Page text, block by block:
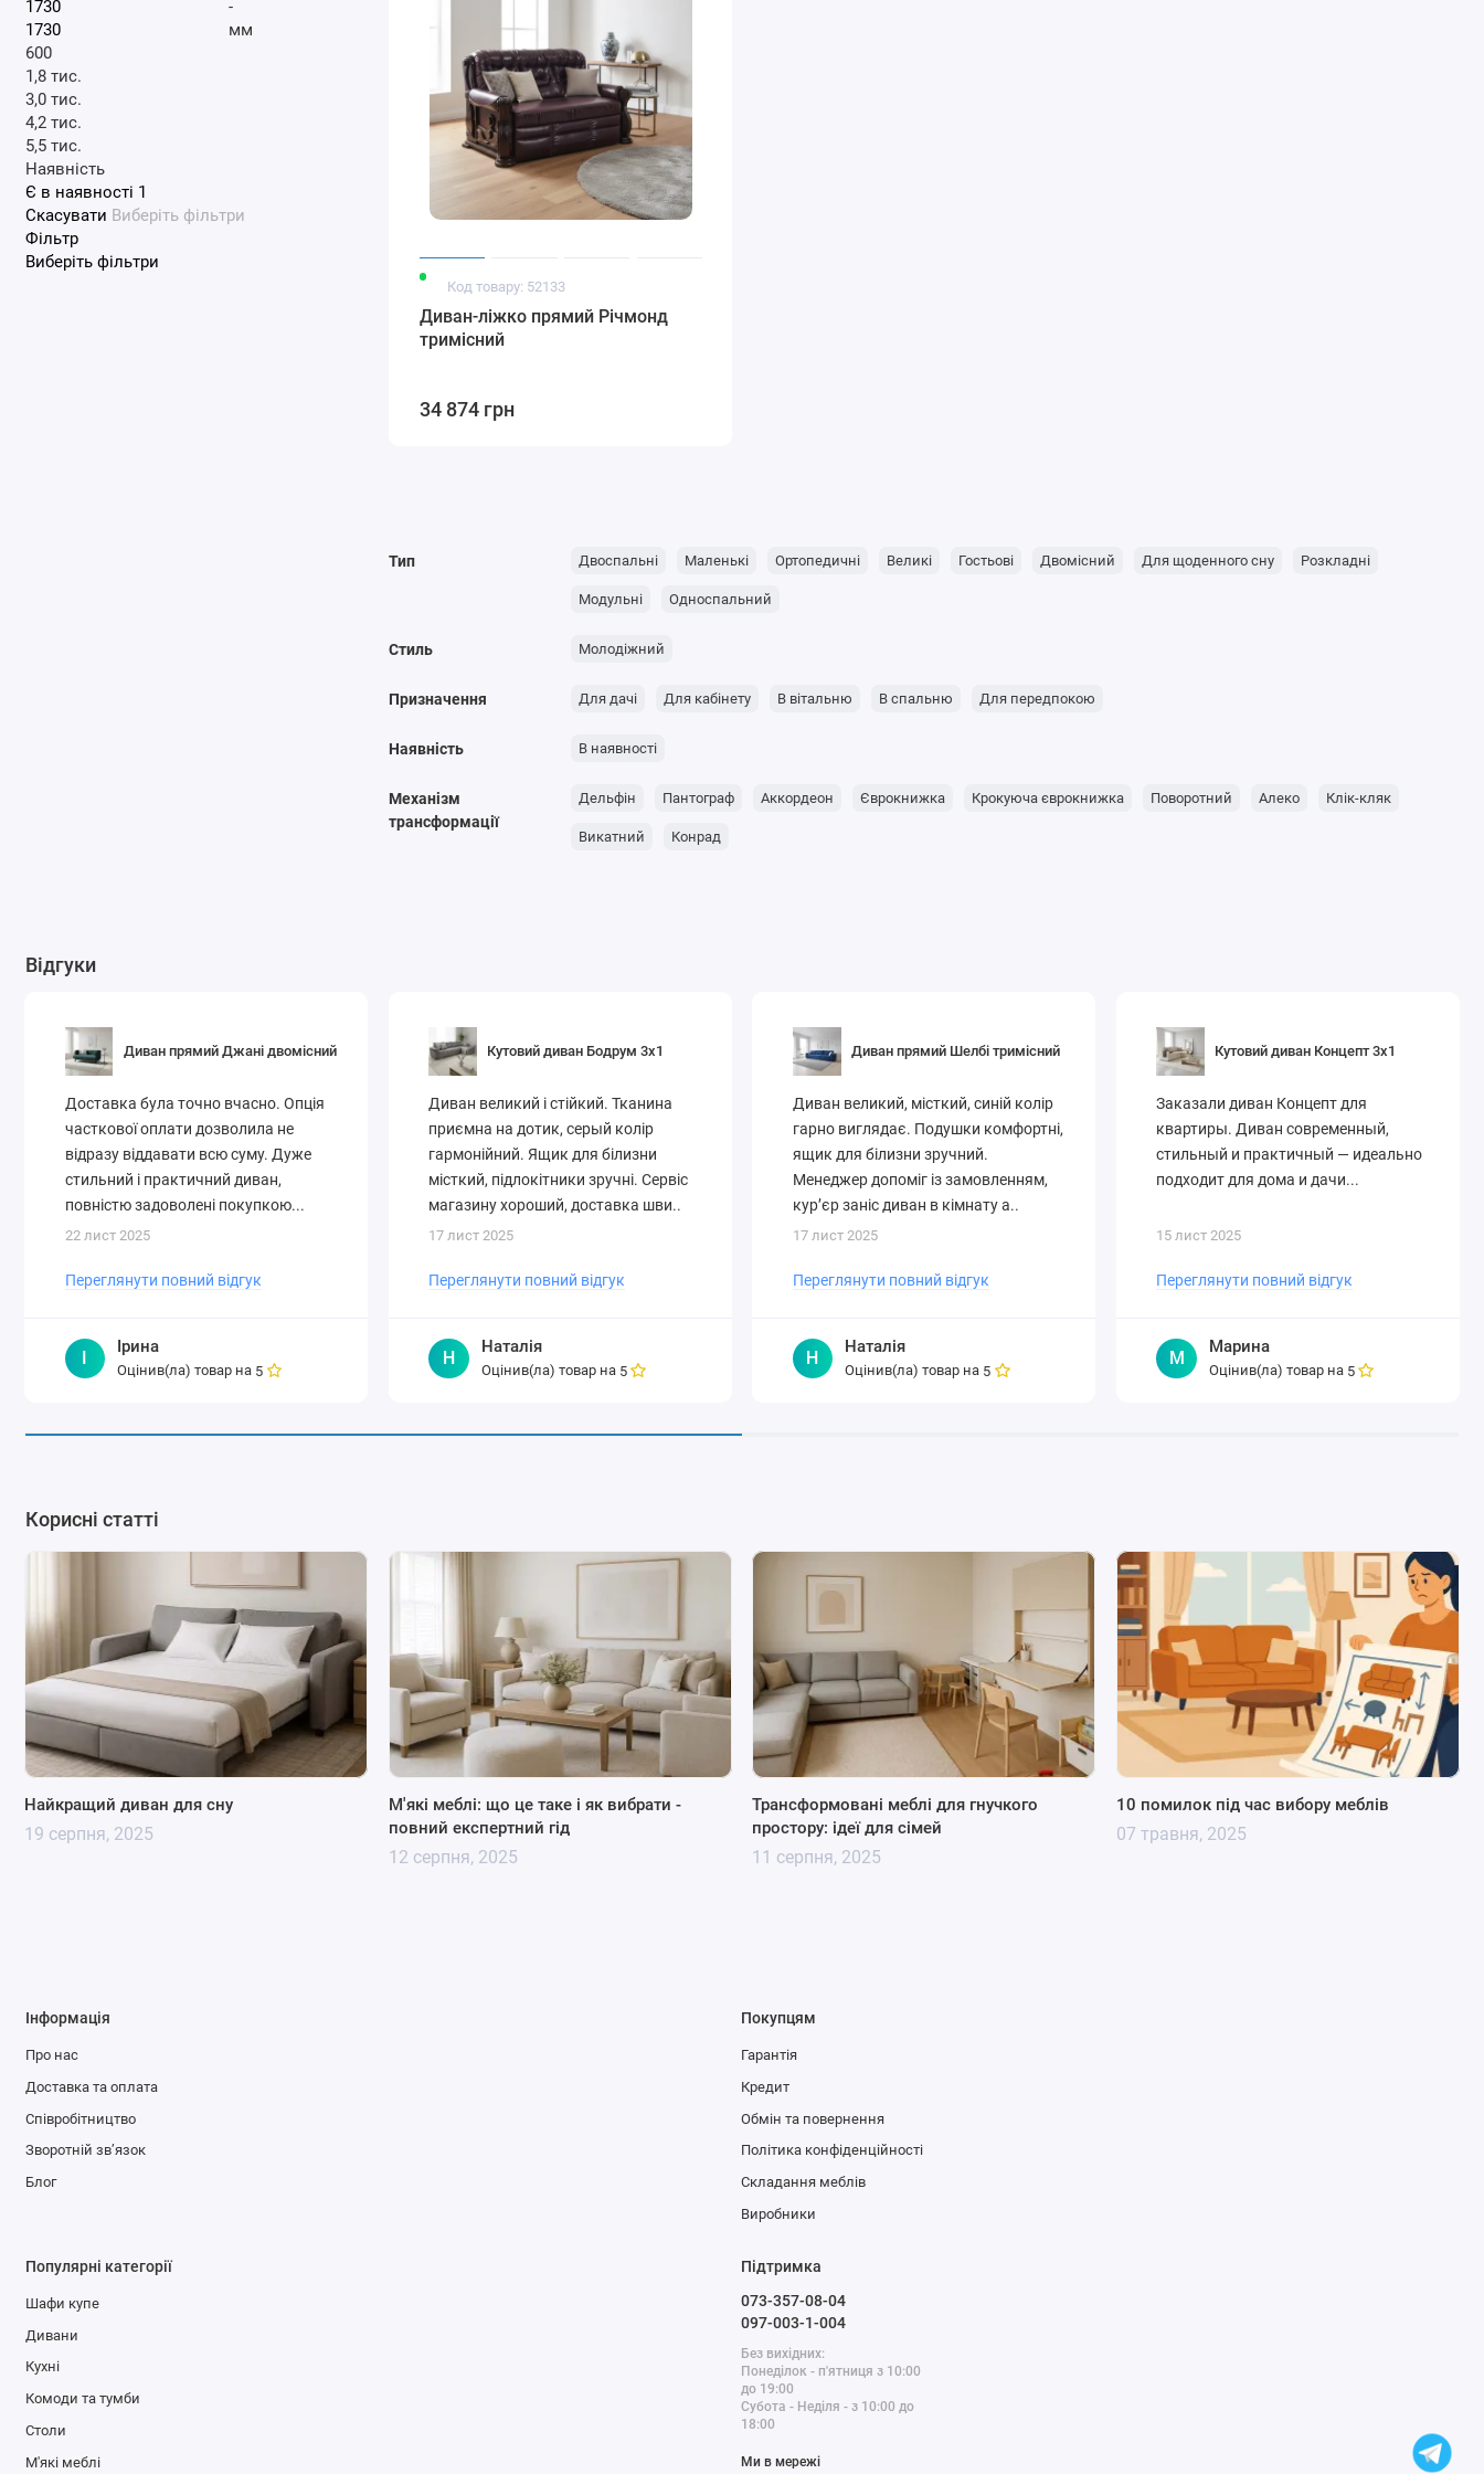
-
мм
600
1,8 тис.
3,0 тис.
4,2 тис.
5,5 тис.
Наявність
Є в наявності 1
Скасувати Виберіть фільтри
Фільтр
Виберіть фільтри
Код товару: 52133
Диван-ліжко прямий Річмонд
тримісний
34 874 грн
Тип Двоспальні Маленькі Ортопедичні Великі Гостьові Двомісний Для щоденного сну Розкладні
Модульні Односпальний
Стиль Молодіжний
Призначення Для дачі Для кабінету В вітальню В спальню Для передпокою
Наявність В наявності
Механізм
трансформації
Дельфін Пантограф Аккордеон Єврокнижка Крокуюча єврокнижка Поворотний Алеко Клік-кляк
Викатний Конрад
Відгуки
Диван прямий Джані двомісний
Доставка була точно вчасно. Опція
часткової оплати дозволила не
відразу віддавати всю суму. Дуже
стильний і практичний диван,
повністю задоволені покупкою...
22 лист 2025
Переглянути повний відгук
Ірина
Оцінив(ла) товар на 5
Кутовий диван Бодрум 3х1
Диван великий і стійкий. Тканина
приємна на дотик, серый колір
гармонійний. Ящик для білизни
місткий, підлокітники зручні. Сервіс
магазину хороший, доставка шви..
17 лист 2025
Переглянути повний відгук
Н
Наталія
Оцінив(ла) товар на 5
Диван прямий Шелбі тримісний
Диван великий, місткий, синій колір
гарно виглядає. Подушки комфортні,
ящик для білизни зручний.
Менеджер допоміг із замовленням,
кур’єр заніс диван в кімнату а..
17 лист 2025
Переглянути повний відгук
Н
Наталія
Оцінив(ла) товар на 5
Кутовий диван Концепт 3x1
Заказали диван Концепт для
квартиры. Диван современный,
стильный и практичный — идеально
подходит для дома и дачи...
15 лист 2025
Переглянути повний відгук
М
Марина
Оцінив(ла) товар на 5
Корисні статті
Найкращий диван для сну
19 серпня, 2025
М'які меблі: що це таке і як вибрати -
повний експертний гід
12 серпня, 2025
Трансформовані меблі для гнучкого
простору: ідеї для сімей
11 серпня, 2025
10 помилок під час вибору меблів
07 травня, 2025
Інформація
Про нас
Доставка та оплата
Співробітництво
Зворотній зв’язок
Блог
Покупцям
Гарантія
Кредит
Обмін та повернення
Політика конфіденційності
Складання меблів
Виробники
Популярні категорії
Шафи купе
Дивани
Кухні
Комоди та тумби
Столи
М'які меблі
Підтримка
073-357-08-04
097-003-1-004
Без вихідних:
Понеділок - п'ятниця з 10:00
до 19:00
Субота - Неділя - з 10:00 до
18:00
Ми в мережі